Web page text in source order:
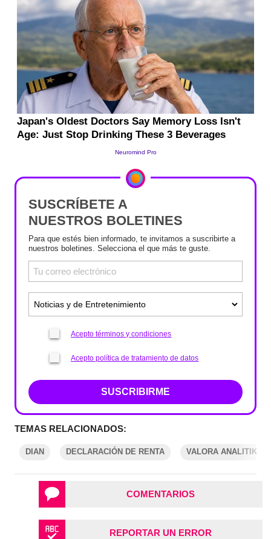
SUSCRÍBETE A
NUESTROS BOLETINES
Para que estés bien informado, te invitamos a suscribirte a
nuestros boletines. Selecciona el que más te guste.
Acepto términos y condiciones
Acepto política de tratamiento de datos
SUSCRIBIRME
TEMAS RELACIONADOS:
DIAN DECLARACIÓN DE RENTA VALORA ANALITIK
COMENTARIOS
REPORTAR UN ERROR